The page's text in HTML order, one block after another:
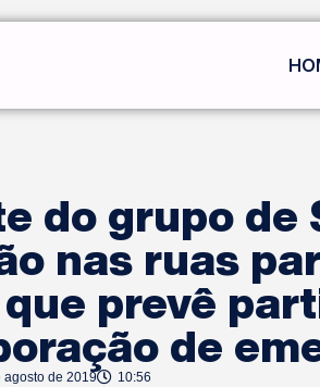
do grupo de
nas ruas
prevê
de
agosto de 2019 10:56